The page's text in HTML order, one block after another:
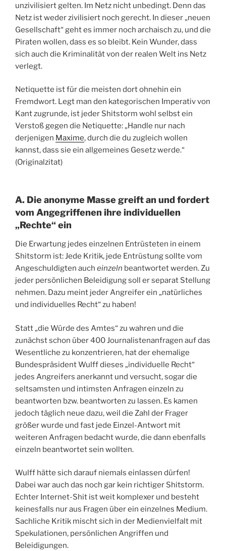
unzivilisiert gelten. Im Netz nicht unbedingt. Denn das
Netz ist weder zivilisiert noch gerecht. In dieser „neuen
Gesellschaft“ geht es immer noch archaisch zu, und die
Piraten wollen, dass es so bleibt. Kein Wunder, dass
sich auch die Kriminalität von der realen Welt ins Netz
verlegt.
Netiquette ist für die meisten dort ohnehin ein
Fremdwort. Legt man den kategorischen Imperativ von
Kant zugrunde, ist jeder Shitstorm wohl selbst ein
Verstoß gegen die Netiquette: „Handle nur nach
derjenigen Maxime, durch die du zugleich wollen
kannst, dass sie ein allgemeines Gesetz werde.“
(Originalzitat)
A. Die anonyme Masse greift an und fordert
vom Angegriffenen ihre individuellen
„Rechte“ ein
Die Erwartung jedes einzelnen Entrüsteten in einem
Shitstorm ist: Jede Kritik, jede Entrüstung sollte vom
Angeschuldigten auch einzeln beantwortet werden. Zu
jeder persönlichen Beleidigung soll er separat Stellung
nehmen. Dazu meint jeder Angreifer ein „natürliches
und individuelles Recht“ zu haben!
Statt „die Würde des Amtes“ zu wahren und die
zunächst schon über 400 Journalistenanfragen auf das
Wesentliche zu konzentrieren, hat der ehemalige
Bundespräsident Wulff dieses „individuelle Recht“
jedes Angreifers anerkannt und versucht, sogar die
seltsamsten und intimsten Anfragen einzeln zu
beantworten bzw. beantworten zu lassen. Es kamen
jedoch täglich neue dazu, weil die Zahl der Frager
größer wurde und fast jede Einzel-Antwort mit
weiteren Anfragen bedacht wurde, die dann ebenfalls
einzeln beantwortet sein wollten.
Wulff hätte sich darauf niemals einlassen dürfen!
Dabei war auch das noch gar kein richtiger Shitstorm.
Echter Internet-Shit ist weit komplexer und besteht
keinesfalls nur aus Fragen über ein einzelnes Medium.
Sachliche Kritik mischt sich in der Medienvielfalt mit
Spekulationen, persönlichen Angriffen und
Beleidigungen.